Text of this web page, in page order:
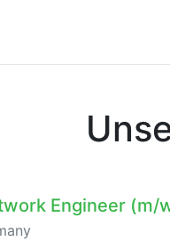
Engineer (m/